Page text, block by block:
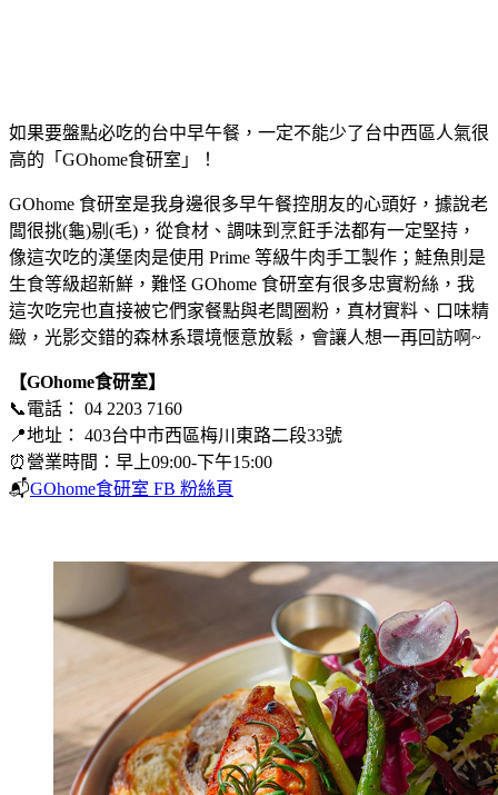
如果要盤點必吃的台中早午餐，一定不能少了台中西區人氣很
高的「GOhome食研室」！
GOhome 食研室是我身邊很多早午餐控朋友的心頭好，據說老
闆很挑(龜)剔(毛)，從食材、調味到烹飪手法都有一定堅持，
像這次吃的漢堡肉是使用 Prime 等級牛肉手工製作；鮭魚則是
生食等級超新鮮，難怪 GOhome 食研室有很多忠實粉絲，我
這次吃完也直接被它們家餐點與老闆圈粉，真材實料、口味精
緻，光影交錯的森林系環境愜意放鬆，會讓人想一再回訪啊~
【GOhome食研室】
📞電話： 04 2203 7160
📍地址： 403台中市西區梅川東路二段33號
⏰營業時間：早上09:00-下午15:00
📬GOhome食研室 FB 粉絲頁